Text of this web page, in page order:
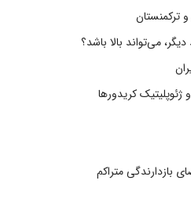
ترکمنستان
می‌تواند بالا باشد؟
کریدورها
بازدارندگی متراکم